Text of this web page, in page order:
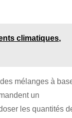
climatiques,
mélanges à
un
les quantités